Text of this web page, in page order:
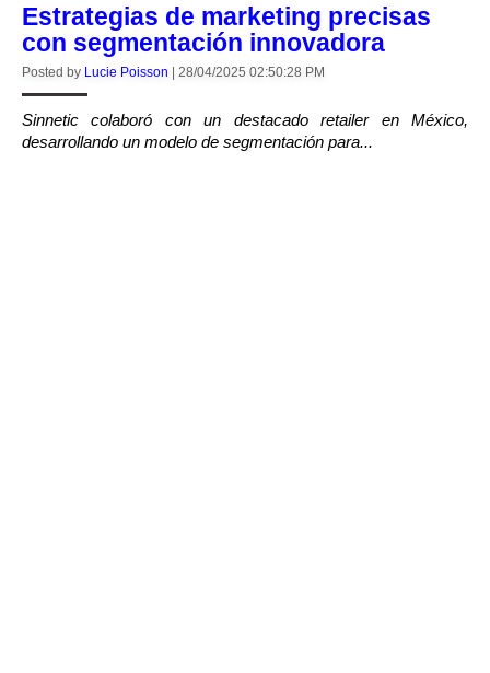
Estrategias de marketing precisas
con segmentación innovadora
Posted by Lucie Poisson 28/04/2025 02:50:28 PM
Sinnetic colaboró con un destacado retailer en México,
desarrollando un modelo de segmentación para...